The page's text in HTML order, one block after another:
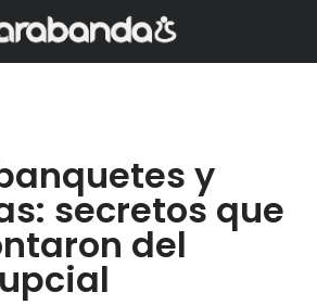
y
secretos que
del